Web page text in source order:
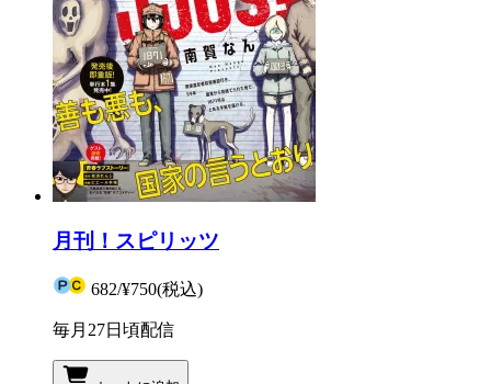
月刊！スピリッツ
682/¥750(税込)
毎月27日頃配信